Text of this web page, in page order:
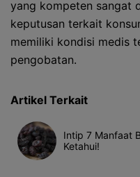
yang kompeten sangat
keputusan terkait
memiliki kondisi medis
pengobatan.
Artikel Terkait
Intip 7 Manfaat
Ketahui!